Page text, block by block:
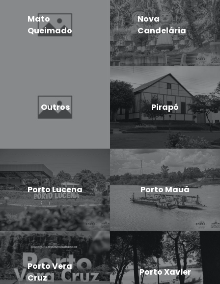
Mato
Queimado
Nova
Candelária
Outros Pirapó
Porto Lucena Porto Mauá
Porto Vera
Cruz
Porto Xavier